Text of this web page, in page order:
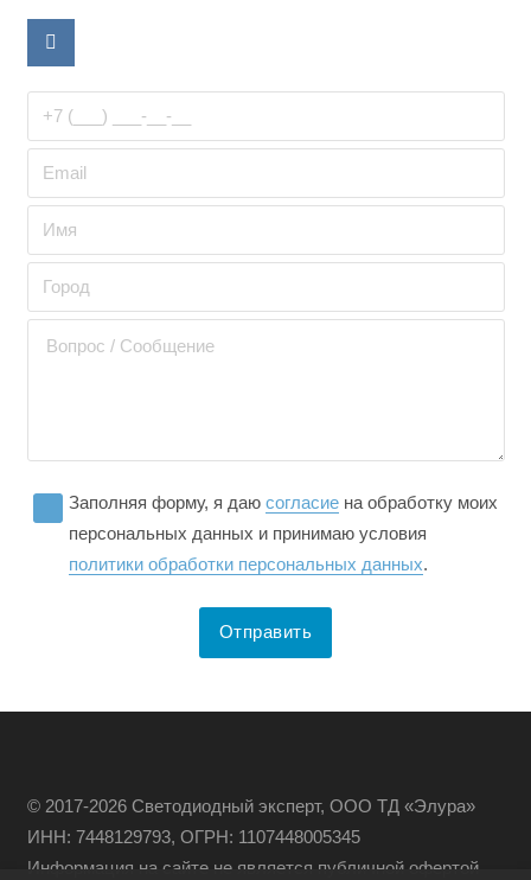
Заполняя форму, я даю согласиена обработку моих
персональных данных и принимаю условия
политики обработки персональных данных.
© 2017-2026 Светодиодный эксперт, ООО ТД «Элура»
ИНН: 7448129793, ОГРН: 1107448005345
Информация на сайте не является публичной офертой